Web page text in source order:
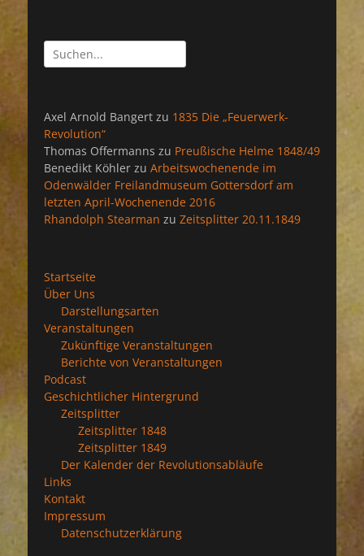
Suchen
nach:
Axel Arnold Bangert zu 1835 Die „Feuerwerk-
Revolution“
Thomas Offermanns zu Preußische Helme 1848/49
Benedikt Köhler zu Arbeitswochenende im
Odenwälder Freilandmuseum Gottersdorf am
letzten April-Wochenende 2016
Rhandolph Stearman zu Zeitsplitter 20.11.1849
Startseite
Über Uns
Darstellungsarten
Veranstaltungen
Zukünftige Veranstaltungen
Berichte von Veranstaltungen
Podcast
Geschichtlicher Hintergrund
Zeitsplitter
Zeitsplitter 1848
Zeitsplitter 1849
Der Kalender der Revolutionsabläufe
Links
Kontakt
Impressum
Datenschutzerklärung